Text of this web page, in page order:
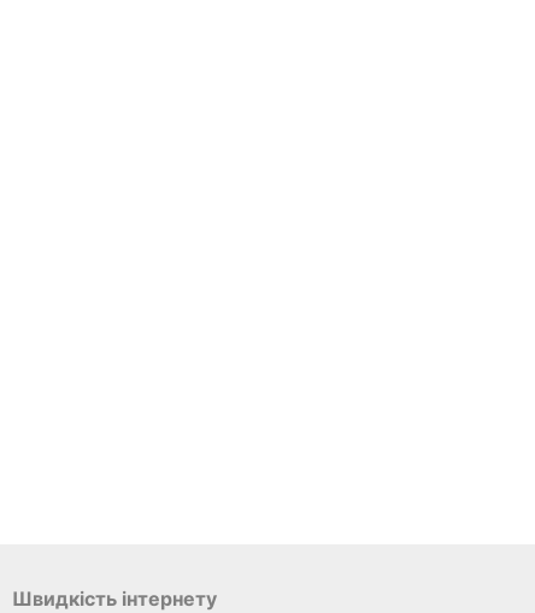
Швидкість інтернету